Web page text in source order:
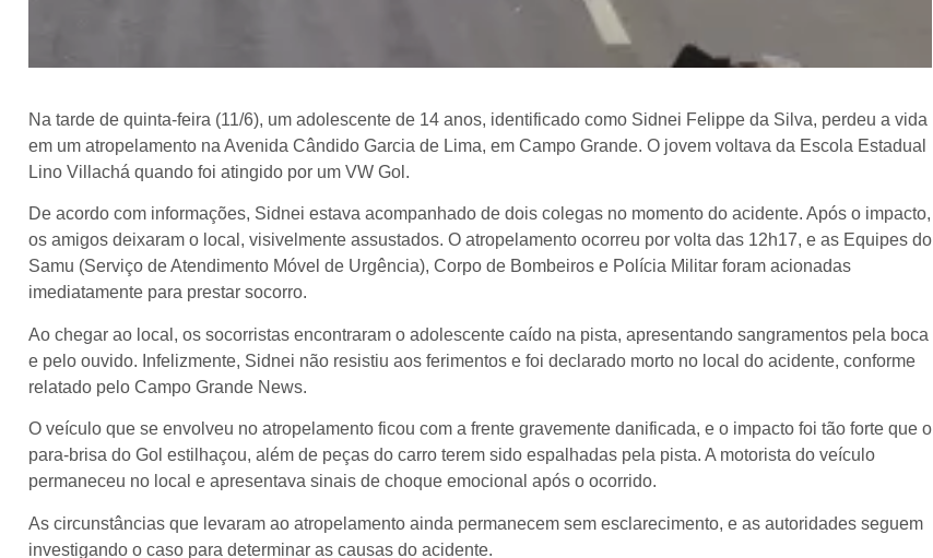
Na tarde de quinta-feira (11/6), um adolescente de 14 anos, identificado como Sidnei Felippe da Silva, perdeu a vida
em um atropelamento na Avenida Cândido Garcia de Lima, em Campo Grande. O jovem voltava da Escola Estadual
Lino Villachá quando foi atingido por um VW Gol.
De acordo com informações, Sidnei estava acompanhado de dois colegas no momento do acidente. Após o impacto,
os amigos deixaram o local, visivelmente assustados. O atropelamento ocorreu por volta das 12h17, e as Equipes do
Samu (Serviço de Atendimento Móvel de Urgência), Corpo de Bombeiros e Polícia Militar foram acionadas
imediatamente para prestar socorro.
Ao chegar ao local, os socorristas encontraram o adolescente caído na pista, apresentando sangramentos pela boca
e pelo ouvido. Infelizmente, Sidnei não resistiu aos ferimentos e foi declarado morto no local do acidente, conforme
relatado pelo Campo Grande News.
O veículo que se envolveu no atropelamento ficou com a frente gravemente danificada, e o impacto foi tão forte que o
para-brisa do Gol estilhaçou, além de peças do carro terem sido espalhadas pela pista. A motorista do veículo
permaneceu no local e apresentava sinais de choque emocional após o ocorrido.
As circunstâncias que levaram ao atropelamento ainda permanecem sem esclarecimento, e as autoridades seguem
investigando o caso para determinar as causas do acidente.